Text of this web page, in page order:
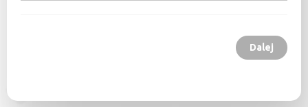
Dalej